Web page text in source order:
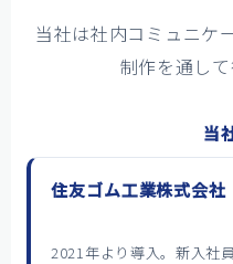
当社は社内コミュニケ
制作を通して
当
住友ゴム工業株式会社
2021年より導入。新入社